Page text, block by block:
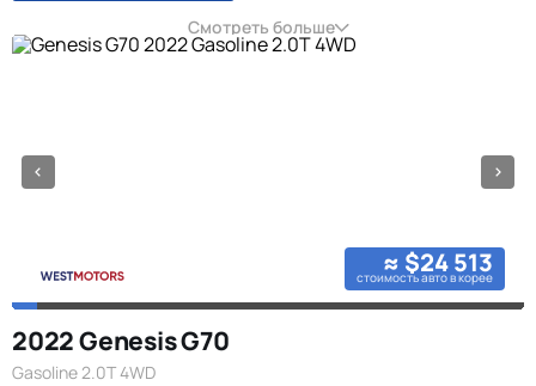
Смотреть больше
≈ $24 513
стоимость авто в корее
2022 Genesis G70
Gasoline 2.0T 4WD